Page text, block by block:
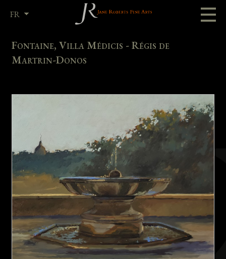
FR
Fontaine, Villa Médicis - Régis de
Martrin-Donos